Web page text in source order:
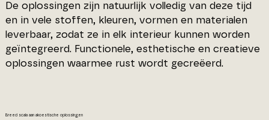
De oplossingen zijn natuurlijk volledig van deze tijd
en in vele stoffen, kleuren, vormen en materialen
leverbaar, zodat ze in elk interieur kunnen worden
geïntegreerd. Functionele, esthetische en creatieve
oplossingen waarmee rust wordt gecreëerd.
Breed scala aan akoestische oplossingen